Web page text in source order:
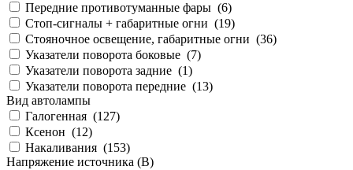
Передние противотуманные фары (6)
Стоп-сигналы + габаритные огни (19)
Стояночное освещение, габаритные огни (36)
Указатели поворота боковые (7)
Указатели поворота задние (1)
Указатели поворота передние (13)
Вид автолампы
Галогенная (127)
Ксенон (12)
Накаливания (153)
Напряжение источника (В)